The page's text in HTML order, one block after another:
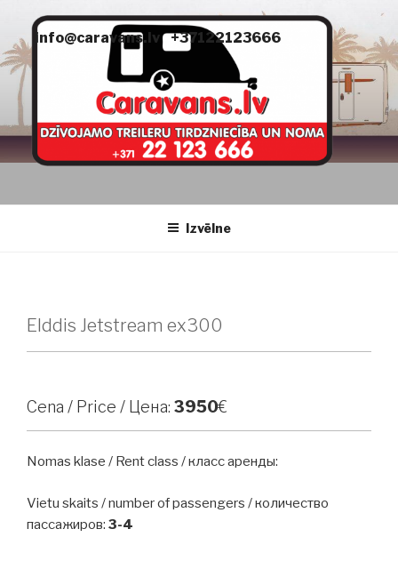
saturu
Izvēlne
Elddis Jetstream ex300
Cena / Price / Цена: 3950€
Nomas klase / Rent class / класс аренды:
Vietu skaits / number of passengers / количество
пассажиров: 3-4
info@caravans.lv +37122123666